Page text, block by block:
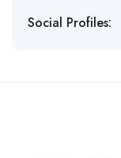
Social Profiles: